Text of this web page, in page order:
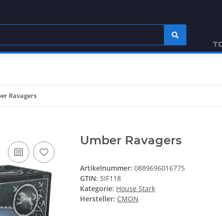
Ravagers
Umber Ravagers
Artikelnummer: 0889696016775
GTIN: SIF118
Kategorie: House Stark
Hersteller: CMON